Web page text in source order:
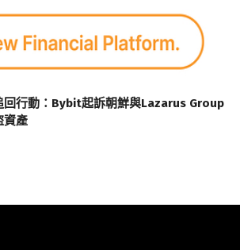
回行動：Bybit起訴朝鮮與Lazarus Group
資產